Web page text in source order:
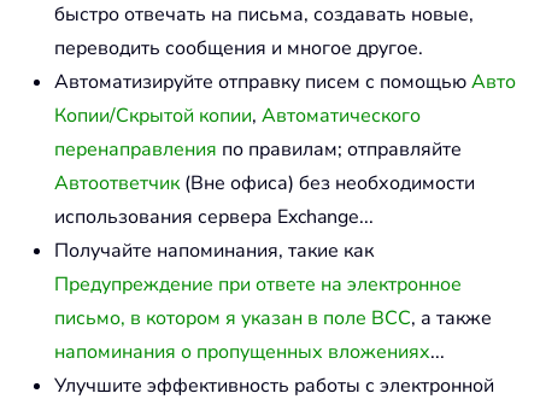
быстро отвечать на письма, создавать новые,
переводить сообщения и многое другое.
Автоматизируйте отправку писем с помощьюАвто
Копии/Скрытой копии, Автоматического
перенаправления по правилам; отправляйте
Автоответчик(Вне офиса) без необходимости
использования сервера Exchange...
Получайте напоминания, такие как
Предупреждение при ответе на электронное
письмо, в котором я указан в поле BCC, а также
напоминания о пропущенных вложениях...
Улучшите эффективность работы с электронной